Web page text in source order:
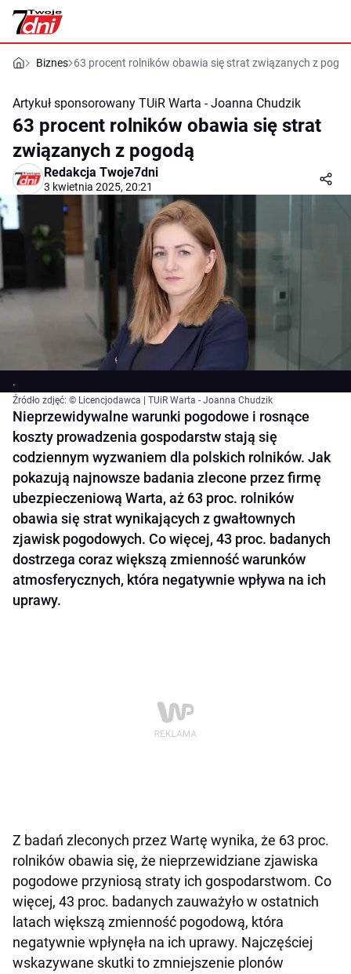
Biznes 63 procent rolników obawia się strat związanych z
Artykuł sponsorowany TUiR Warta - Joanna Chudzik
63 procent rolników obawia się strat
związanych z pogodą
Redakcja Twoje7dni
3 kwietnia 2025, 20:21
.
Źródło zdjęć: © Licencjodawca | TUiR Warta - Joanna Chudzik
Nieprzewidywalne warunki pogodowe i rosnące
koszty prowadzenia gospodarstw stają się
codziennym wyzwaniem dla polskich rolników. Jak
pokazują najnowsze badania zlecone przez firmę
ubezpieczeniową Warta, aż 63 proc. rolników
obawia się strat wynikających z gwałtownych
zjawisk pogodowych. Co więcej, 43 proc. badanych
dostrzega coraz większą zmienność warunków
atmosferycznych, która negatywnie wpływa na ich
uprawy.
Z badań zleconych przez Wartę wynika, że 63 proc.
rolników obawia się, że nieprzewidziane zjawiska
pogodowe przyniosą straty ich gospodarstwom. Co
więcej, 43 proc. badanych zauważyło w ostatnich
latach większą zmienność pogodową, która
negatywnie wpłynęła na ich uprawy. Najczęściej
wskazywane skutki to zmniejszenie plonów